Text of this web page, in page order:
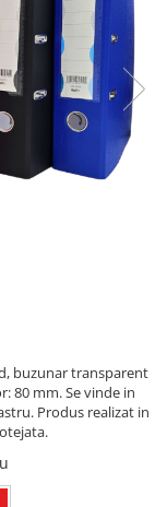
buzunar transparent
80 mm. Se vinde in
Produs realizat in